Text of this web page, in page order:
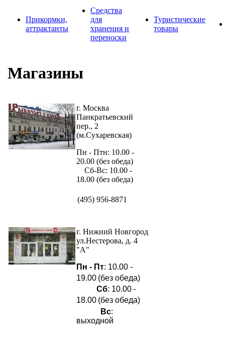
Прикормки,
аттрактанты
Средства
для
хранения и
переноски
Туристические
товары
Магазины
г. Москва
Панкратьевский
пер., 2
(м.Сухаревская)
Пн - Птн: 10.00 -
20.00 (без обеда)
Сб-Вс: 10.00 -
18.00 (без обеда)
(495) 956-8871
г. Нижний Новгород
ул.Нестерова, д. 4
"А"
Пн - Пт: 10.00 -
19.00 (без обеда)
Сб: 10.00-
18.00 (без обеда)
Вс:
выходной